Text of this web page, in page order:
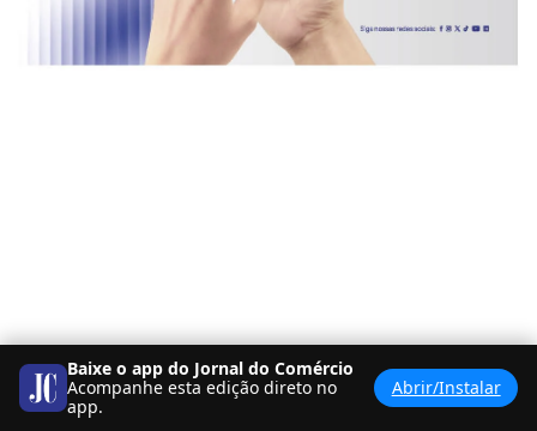
Baixe o app do Jornal do Comércio
Acompanhe esta edição direto no
app.
Abrir/Instalar